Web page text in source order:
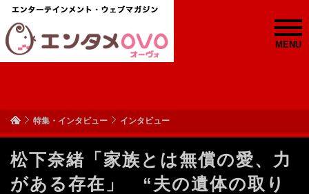
MENU
特集・インタビュー インタビュー
松下奈緒「家族とは無償の愛、力
がある存在」 “夫の遺体の取り